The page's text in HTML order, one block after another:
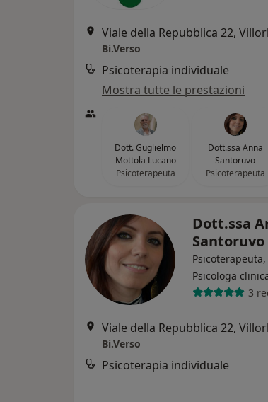
Viale della Repubblica 22,
Bi.Verso
Psicoterapia individuale
Mostra tutte le prestazioni
Dott. Guglielmo
Mottola Lucano
Psicoterapeuta
Dott.ssa Anna
Santoruvo
Psicoterapeuta
Dott.ssa
Santoruvo
Psicologa
3
Viale della Repubblica 22,
Bi.Verso
Psicoterapia individuale